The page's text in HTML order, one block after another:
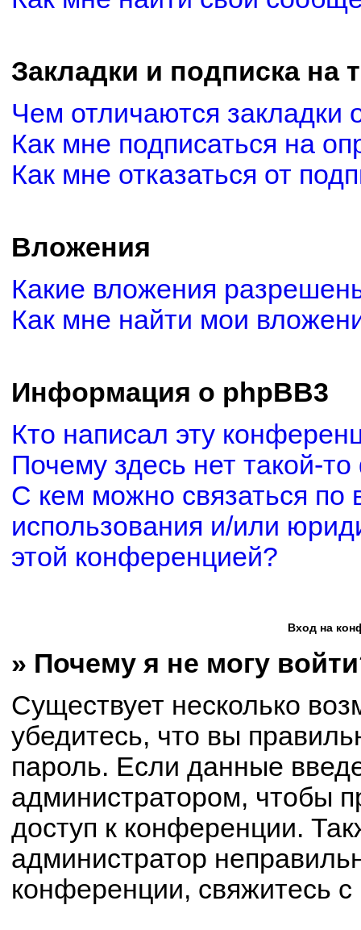
Закладки и подписка на
Чем отличаются закладки
Как мне подписаться на
Как мне отказаться от
Вложения
Какие вложения
Как мне найти мои
Информация о phpBB3
Кто написал эту
Почему здесь нет такой-
С кем можно связаться по
использования и/или
этой конференцией?
Вход на
» Почему я не могу
Существует несколько
убедитесь, что вы
пароль. Если данные
администратором, чтобы
доступ к конференции.
администратор
конференции, свяжитесь